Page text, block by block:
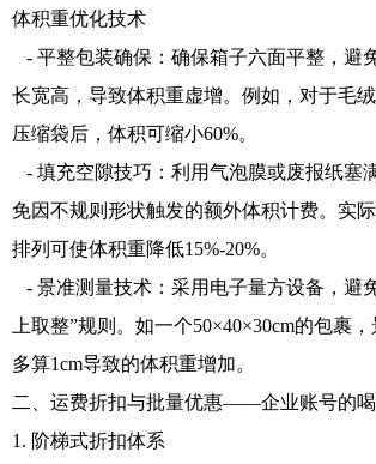
体积重优化技术
- 平整包装确保：确保箱子六面平整，避
长宽高，导致体积重虚增。例如，对于毛
压缩袋后，体积可缩小60%。
- 填充空隙技巧：利用气泡膜或废报纸塞
免因不规则形状触发的额外体积计费。实
排列可使体积重降低15%-20%。
- 景准测量技术：采用电子量方设备，避
上取整”规则。如一个50×40×30cm的包裹
多算1cm导致的体积重增加。
二、运费折扣与批量优惠——企业账号的
1. 阶梯式折扣体系